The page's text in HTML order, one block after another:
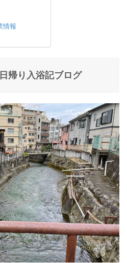
情報
帰り入浴記ブログ